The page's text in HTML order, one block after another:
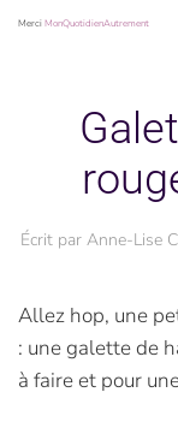
MerciMonQuotidienAutrement
Écrit par Anne-Lise
Allez hop, une
: une galette de
à faire et pour